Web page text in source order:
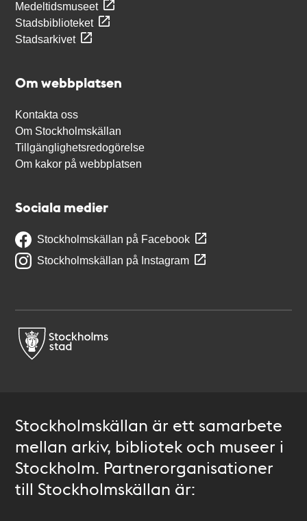
Medeltidsmuseet
Stadsbiblioteket
Stadsarkivet
Om webbplatsen
Kontakta oss
Om Stockholmskällan
Tillgänglighetsredogörelse
Om kakor på webbplatsen
Sociala medier
Stockholmskällan på Facebook
Stockholmskällan på Instagram
Stockholmskällan är ett samarbete
mellan arkiv, bibliotek och museer i
Stockholm. Partnerorganisationer
till Stockholmskällan är: